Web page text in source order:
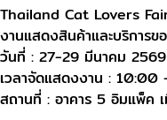
Thailand Cat Lovers
งานแสดงสินค้าและบริการข
วันที่ : 27-29 มีนาคม 2569
เวลาจัดแสดงงาน :
สถานที่ : อาคาร 5 อิมแพ็ค